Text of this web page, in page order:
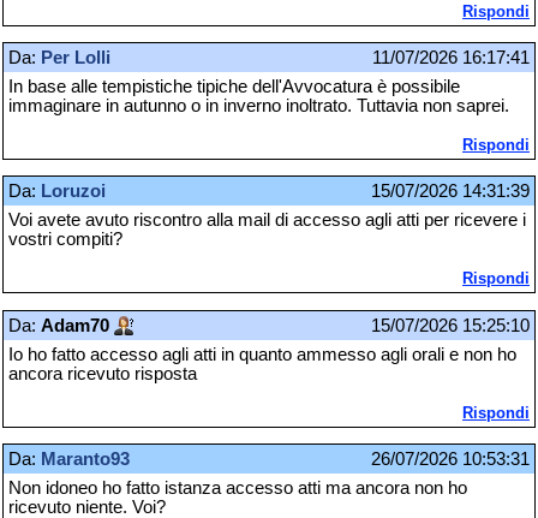
Rispondi
Da: Per Lolli
11/07/2026 16:17:41
In base alle tempistiche tipiche dell'Avvocatura è possibile
immaginare in autunno o in inverno inoltrato. Tuttavia non saprei.
Rispondi
Da: Loruzoi
15/07/2026 14:31:39
Voi avete avuto riscontro alla mail di accesso agli atti per ricevere i
vostri compiti?
Rispondi
Da: Adam70
15/07/2026 15:25:10
Io ho fatto accesso agli atti in quanto ammesso agli orali e non ho
ancora ricevuto risposta
Rispondi
Da: Maranto93
26/07/2026 10:53:31
Non idoneo ho fatto istanza accesso atti ma ancora non ho
ricevuto niente. Voi?